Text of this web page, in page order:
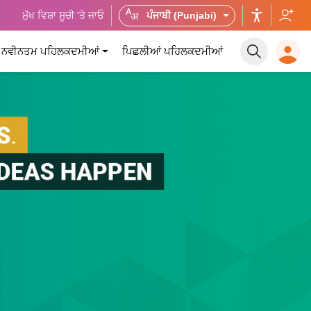
ਮੁੱਖ ਵਿਸ਼ਾ ਸੂਚੀ 'ਤੇ ਜਾਓ ਪੰਜਾਬੀ (Punjabi)
ਨਵੀਨਤਮ ਪਹਿਲਕਦਮੀਆਂ ਪਿਛਲੀਆਂ ਪਹਿਲਕਦਮੀਆਂ